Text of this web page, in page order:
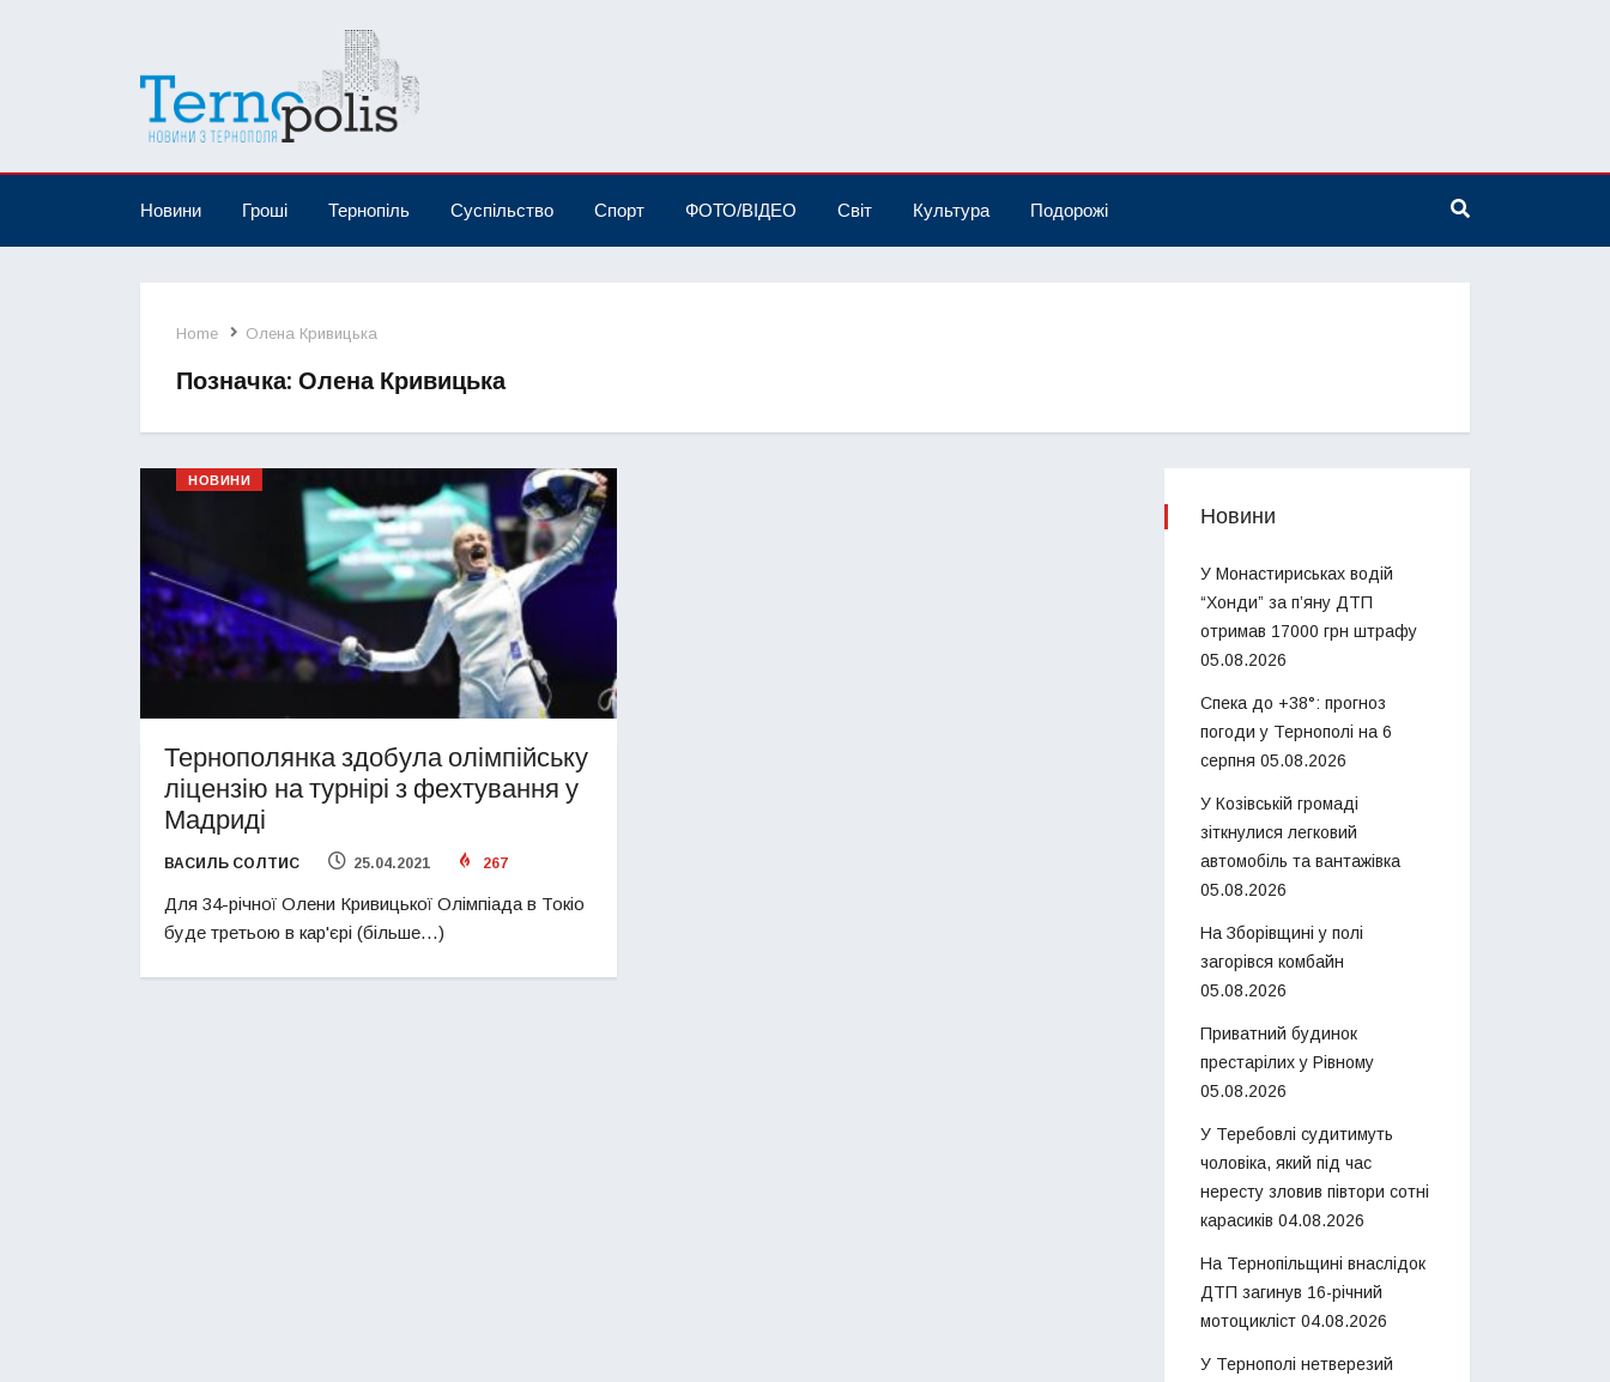
Новини Гроші Тернопіль Суспільство Спорт ФОТО/ВІДЕО Світ Культура Подорожі
Home Олена Кривицька
Позначка: Олена Кривицька
НОВИНИ
Тернополянка здобула олімпійську
ліцензію на турнірі з фехтування у
Мадриді
ВАСИЛЬ СОЛТИС 25.04.2021 267
Для 34-річної Олени Кривицької Олімпіада в Токіо
буде третьою в кар'єрі (більше…)
Новини
У Монастириськах водій
“Хонди” за п’яну ДТП
отримав 17000 грн штрафу
05.08.2026
Спека до +38°: прогноз
погоди у Тернополі на 6
серпня 05.08.2026
У Козівській громаді
зіткнулися легковий
автомобіль та вантажівка
05.08.2026
На Зборівщині у полі
загорівся комбайн
05.08.2026
Приватний будинок
престарілих у Рівному
05.08.2026
У Теребовлі судитимуть
чоловіка, який під час
нересту зловив півтори сотні
карасиків 04.08.2026
На Тернопільщині внаслідок
ДТП загинув 16-річний
мотоцикліст 04.08.2026
У Тернополі нетверезий